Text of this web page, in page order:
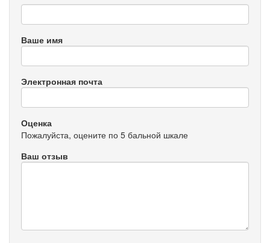
Ваше имя
Электронная почта
Оценка
Пожалуйста, оцените по 5 бальной шкале
Ваш отзыв